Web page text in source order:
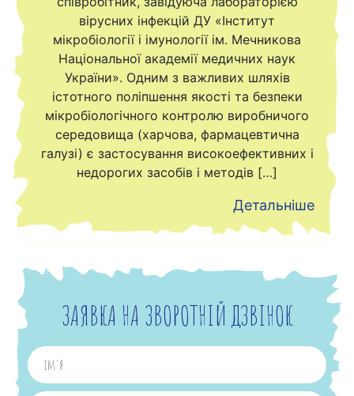
вірусних інфекцій ДУ «Інститут
мікробіології і імунології ім. Мечникова
Національної академії медичних наук
України». Одним з важливих шляхів
істотного поліпшення якості та безпеки
мікробіологічного контролю виробничого
середовища (харчова, фармацевтична
галузі) є застосування високоефективних і
недорогих засобів і методів […]
Детальніше
ЗАЯВКА НА ЗВОРОТНІЙ ДЗВІНОК